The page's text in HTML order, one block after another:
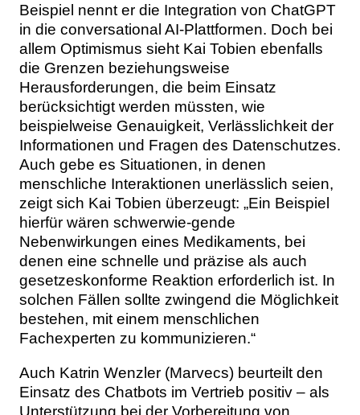
Beispiel nennt er die Integration von ChatGPT
in die conversational AI-Plattformen. Doch bei
allem Optimismus sieht Kai Tobien ebenfalls
die Grenzen beziehungsweise
Herausforderungen, die beim Einsatz
berücksichtigt werden müssten, wie
beispielweise Genauigkeit, Verlässlichkeit der
Informationen und Fragen des Datenschutzes.
Auch gebe es Situationen, in denen
menschliche Interaktionen unerlässlich seien,
zeigt sich Kai Tobien überzeugt: „Ein Beispiel
hierfür wären schwerwie-gende
Nebenwirkungen eines Medikaments, bei
denen eine schnelle und präzise als auch
gesetzeskonforme Reaktion erforderlich ist. In
solchen Fällen sollte zwingend die Möglichkeit
bestehen, mit einem menschlichen
Fachexperten zu kommunizieren.“
Auch Katrin Wenzler (Marvecs) beurteilt den
Einsatz des Chatbots im Vertrieb positiv – als
Unterstützung bei der Vorbereitung von